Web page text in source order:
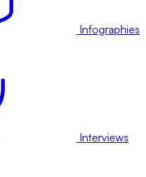
Infographies
Interviews